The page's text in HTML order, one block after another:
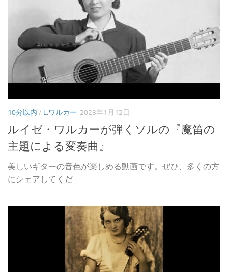
10分以内 / L.ワルカー 2023年1月12日
ルイゼ・ワルカーが弾くソルの『魔笛の
主題による変奏曲』
美しいギターの音色が楽しめる動画です。ぜひ、多くの方
にシェアしてくだ...